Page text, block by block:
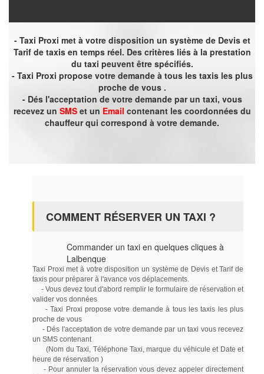
- Taxi Proxi met à votre disposition un système de Devis et
Tarif de taxis en temps réel. Des critères liés à la prestation
du taxi peuvent être spécifiés.
- Taxi Proxi propose votre demande à tous les taxis les plus
proche de vous .
- Dés l'acceptation de votre demande par un taxi, vous
recevez un SMSet un Email contenant les coordonnées du
chauffeur qui correspond à votre demande.
COMMENT RÉSERVER UN TAXI ?
Commander un taxi en quelques cliques à
Lalbenque
Taxi Proxi met à votre disposition un système de Devis et Tarif de
taxis pour préparer à l'avance vos déplacements.
- Vous devez tout d'abord remplir le formulaire de réservation et
valider vos données
- Taxi Proxi propose votre demande à tous les taxis les plus
proche de vous
- Dés l'acceptation de votre demande par un taxi vous recevez
un SMS contenant
(Nom du Taxi, Téléphone Taxi, marque du véhicule et Date et
heure de réservation )
- Pour annuler la réservation vous devez appeler directement